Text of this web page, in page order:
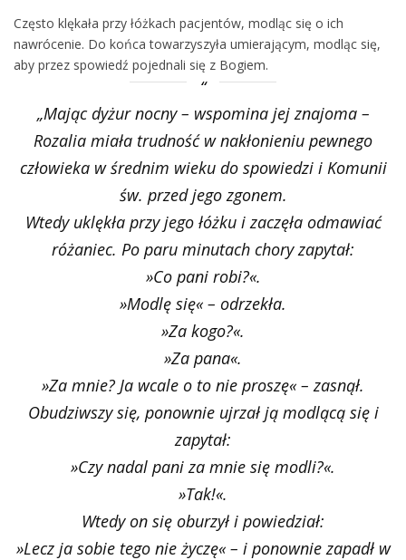
Często klękała przy łóżkach pacjentów, modląc się o ich
nawrócenie. Do końca towarzyszyła umierającym, modląc się,
aby przez spowiedź pojednali się z Bogiem.
„Mając dyżur nocny – wspomina jej znajoma –
Rozalia miała trudność w nakłonieniu pewnego
człowieka w średnim wieku do spowiedzi i Komunii
św. przed jego zgonem.
Wtedy uklękła przy jego łóżku i zaczęła odmawiać
różaniec. Po paru minutach chory zapytał:
»Co pani robi?«.
»Modlę się« – odrzekła.
»Za kogo?«.
»Za pana«.
»Za mnie? Ja wcale o to nie proszę« – zasnął.
Obudziwszy się, ponownie ujrzał ją modlącą się i
zapytał:
»Czy nadal pani za mnie się modli?«.
»Tak!«.
Wtedy on się oburzył i powiedział:
»Lecz ja sobie tego nie życzę« – i ponownie zapadł w